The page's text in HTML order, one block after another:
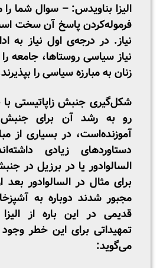
الیزا بناویدس: – سوال شما
فرموله‌کردن پاسخ آن سخت
نیاز. در درجه‌ی اول نیاز به
نیاز سیاسی روستاها، جامعه
زنان به مبارزه سیاسی را
شکل‌گیری جنبش زاپاتیستی با
رو به رشد آن برای جنبش
آموزنده‌است، در بسیاری از
دستاوردهای زیادی
السالوادور یا در برزیل در
برای مثال در السالوادور بعد
مجبور شدند دوباره به
قدیمی در این باره از
تمهیداتی برای این خطر
می‌گوید: